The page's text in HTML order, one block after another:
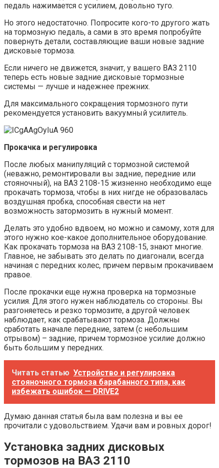
педаль нажимается с усилием, довольно туго.
Но этого недостаточно. Попросите кого-то другого жать
на тормозную педаль, а сами в это время попробуйте
повернуть детали, составляющие ваши новые задние
дисковые тормоза.
Если ничего не движется, значит, у вашего ВАЗ 2110
теперь есть новые задние дисковые тормозные
системы — лучше и надежнее прежних.
Для максимального сокращения тормозного пути
рекомендуется установить вакуумный усилитель.
Прокачка и регулировка
После любых манипуляций с тормозной системой
(неважно, ремонтировали вы задние, передние или
стояночный), на ВАЗ 2108-15 жизненно необходимо еще
прокачать тормоза, чтобы в них нигде не образовалась
воздушная пробка, способная свести на нет
возможность затормозить в нужный момент.
Делать это удобно вдвоем, но можно и самому, хотя для
этого нужно кое-какое дополнительное оборудование.
Как прокачать тормоза на ВАЗ 2108-15, знают многие.
Главное, не забывать это делать по диагонали, всегда
начиная с передних колес, причем первым прокачиваем
правое.
После прокачки еще нужна проверка на тормозные
усилия. Для этого нужен наблюдатель со стороны. Вы
разгоняетесь и резко тормозите, а другой человек
наблюдает, как срабатывают тормоза. Должны
сработать вначале передние, затем (с небольшим
отрывом) – задние, причем тормозное усилие должно
быть большим у передних.
Читать статью Устройство и регулировка
стояночного тормоза барабанного типа, как
избежать ошибок — DRIVE2
Думаю данная статья была вам полезна и вы ее
прочитали с удовольствием. Удачи вам и ровных дорог!
Установка задних дисковых
тормозов на ВАЗ 2110